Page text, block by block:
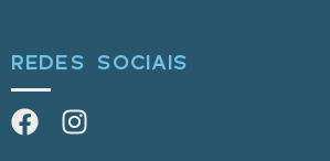
REDES SOCIAIS